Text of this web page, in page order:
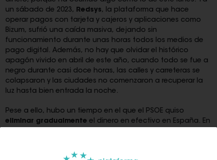
un sábado de 2023, Redsys, la plataforma que hace
operar pagos con tarjeta y cajeros y aplicaciones como
Bizum, sufrió una caída masiva, dejando sin
funcionamiento durante unas horas todos los medios de
pago digital. Además, no hay que olvidar el histórico
apagón vivido en abril de este año, cuando todo se fue a
negro durante casi doce horas, las calles y carreteras se
colapsaron y las ciudades no comenzaron a recuperar la
luz hasta bien entrada la noche.
Pese a ello, hubo un tiempo en el que el PSOE quiso
eliminar gradualmente el dinero en efectivo en España. En
los pagos en efectivo, con el objetivo de su desaparición